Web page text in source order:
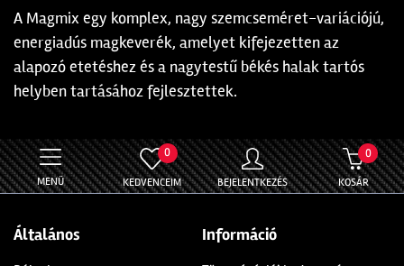
A Magmix egy komplex, nagy szemcseméret-variációjú,
energiadús magkeverék, amelyet kifejezetten az
alapozó etetéshez és a nagytestű békés halak tartós
helyben tartásához fejlesztettek.
MENÜ
0
KEDVENCEIM BEJELENTKEZÉS
0
KOSÁR
Általános Információ